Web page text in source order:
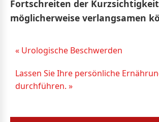
Fortschreiten der Kurzsichtigkeit
möglicherweise verlangsamen
« Urologische Beschwerden
Lassen Sie Ihre persönliche
durchführen. »